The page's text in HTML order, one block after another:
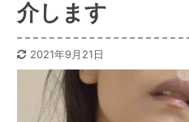
介します
2021年9月21日